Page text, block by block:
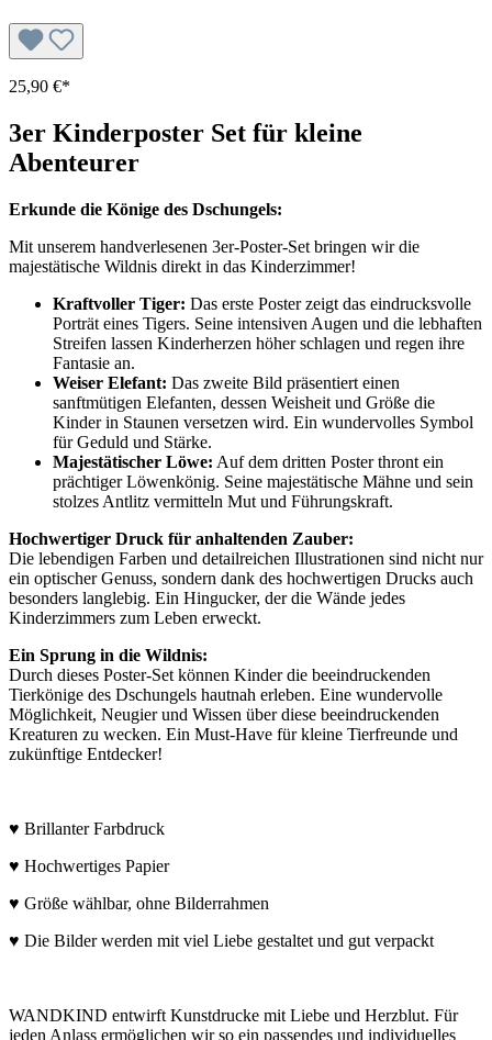
25,90 €*
3er Kinderposter Set für kleine
Abenteurer
Erkunde die Könige des Dschungels:
Mit unserem handverlesenen 3er-Poster-Set bringen wir die
majestätische Wildnis direkt in das Kinderzimmer!
Kraftvoller Tiger: Das erste Poster zeigt das eindrucksvolle
Porträt eines Tigers. Seine intensiven Augen und die lebhaften
Streifen lassen Kinderherzen höher schlagen und regen ihre
Fantasie an.
Weiser Elefant: Das zweite Bild präsentiert einen
sanftmütigen Elefanten, dessen Weisheit und Größe die
Kinder in Staunen versetzen wird. Ein wundervolles Symbol
für Geduld und Stärke.
Majestätischer Löwe: Auf dem dritten Poster thront ein
prächtiger Löwenkönig. Seine majestätische Mähne und sein
stolzes Antlitz vermitteln Mut und Führungskraft.
Hochwertiger Druck für anhaltenden Zauber:
Die lebendigen Farben und detailreichen Illustrationen sind nicht nur
ein optischer Genuss, sondern dank des hochwertigen Drucks auch
besonders langlebig. Ein Hingucker, der die Wände jedes
Kinderzimmers zum Leben erweckt.
Ein Sprung in die Wildnis:
Durch dieses Poster-Set können Kinder die beeindruckenden
Tierkönige des Dschungels hautnah erleben. Eine wundervolle
Möglichkeit, Neugier und Wissen über diese beeindruckenden
Kreaturen zu wecken. Ein Must-Have für kleine Tierfreunde und
zukünftige Entdecker!
♥ Brillanter Farbdruck
♥ Hochwertiges Papier
♥ Größe wählbar, ohne Bilderrahmen
♥ Die Bilder werden mit viel Liebe gestaltet und gut verpackt
WANDKIND entwirft Kunstdrucke mit Liebe und Herzblut. Für
jeden Anlass ermöglichen wir so ein passendes und individuelles